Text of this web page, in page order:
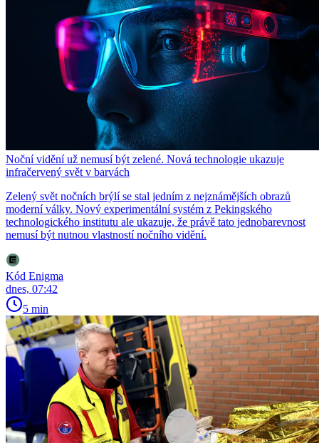
Noční vidění už nemusí být zelené. Nová technologie ukazuje
infračervený svět v barvách
Zelený svět nočních brýlí se stal jedním z nejznámějších obrazů
moderní války. Nový experimentální systém z Pekingského
technologického institutu ale ukazuje, že právě tato jednobarevnost
nemusí být nutnou vlastností nočního vidění.
Kód Enigma
dnes, 07:42
5 min